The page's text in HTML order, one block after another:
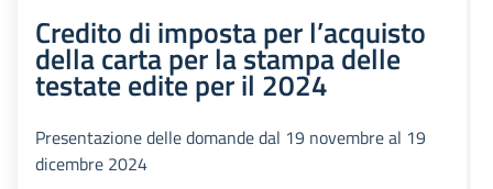
Credito di imposta per l’acquisto
della carta per la stampa delle
testate edite per il 2024
Presentazione delle domande dal 19 novembre al 19
dicembre 2024